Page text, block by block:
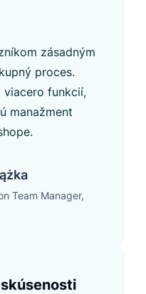
zásadným
proces.
viacero funkcií,
manažment
Team Manager,
skúsenosti